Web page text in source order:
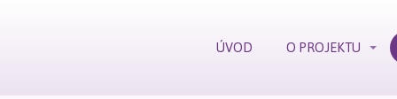
ÚVOD O PROJEKTU